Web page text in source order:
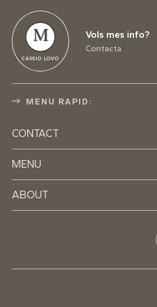
M
CASSIO LOVO
Vols mes info?
Contacta
MENU RAPID:
CONTACT
MENU
ABOUT